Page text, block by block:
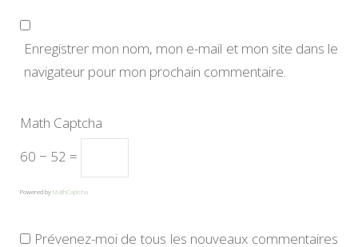
Enregistrer mon nom, mon e-mail et mon site dans le
navigateur pour mon prochain commentaire.
Math Captcha
60 − 52 =
Powered byMathCaptcha
Prévenez-moi de tous les nouveaux commentaires